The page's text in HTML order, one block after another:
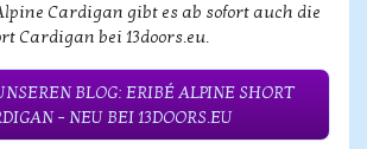
Cardigan gibt es ab sofort auch die
Cardigan bei 13doors.eu.
BLOG: ERIBÉ ALPINE SHORT
– NEU BEI 13DOORS.EU